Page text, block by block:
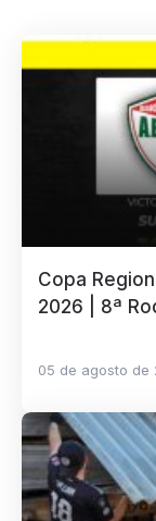
Copa
2026 | 8ª
05 de agosto de